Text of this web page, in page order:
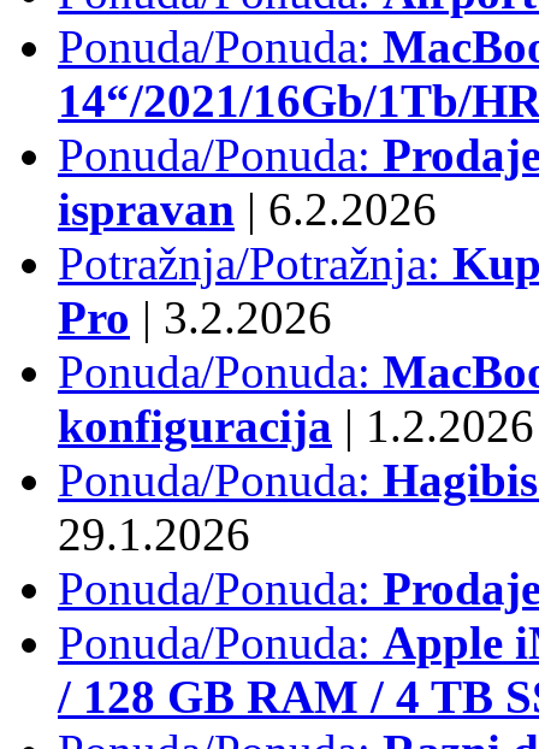
Ponuda/Ponuda:
14“/2021/16Gb/1Tb/
Ponuda/Ponuda:
ispravan | 6.2.2026
Potražnja/Potražnja:
Pro | 3.2.2026
Ponuda/Ponuda:
konfiguracija | 1.2.2026
Ponuda/Ponuda:
29.1.2026
Ponuda/Ponuda:
Ponuda/Ponuda: Apple
/ 128 GB RAM / 4 TB